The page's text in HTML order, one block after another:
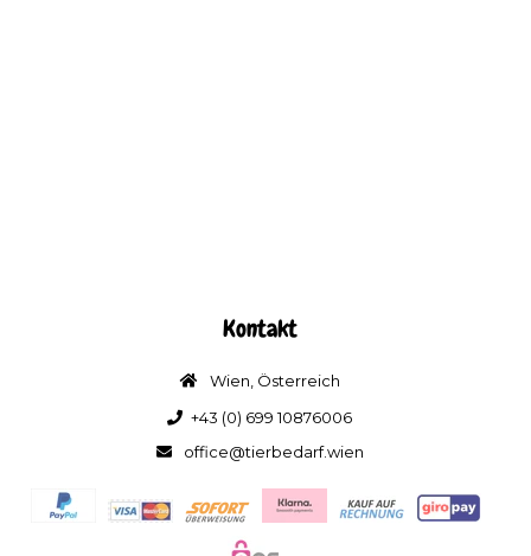
Kontakt
Wien, Österreich
+43 (0) 699 10876006
office@tierbedarf.wien